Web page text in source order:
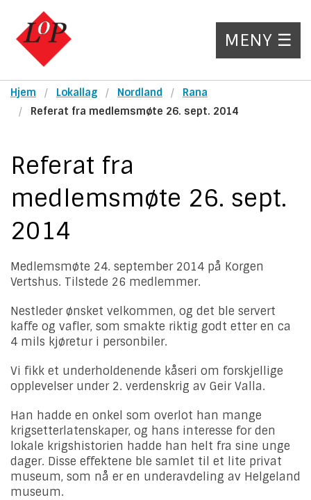
MENY ☰
Hjem Lokallag Nordland
Rana
Referat fra medlemsmøte 26. sept. 2014
Referat fra
medlemsmøte 26. sept.
2014
Medlemsmøte 24. september 2014 på Korgen
Vertshus. Tilstede 26 medlemmer.
Nestleder ønsket velkommen, og det ble servert
kaffe og vafler, som smakte riktig godt etter en ca
4 mils kjøretur i personbiler.
Vi fikk et underholdenende kåseri om forskjellige
opplevelser under 2. verdenskrig av Geir Valla.
Han hadde en onkel som overlot han mange
krigsetterlatenskaper, og hans interesse for den
lokale krigshistorien hadde han helt fra sine unge
dager. Disse effektene ble samlet til et lite privat
museum, som nå er en underavdeling av Helgeland
museum.